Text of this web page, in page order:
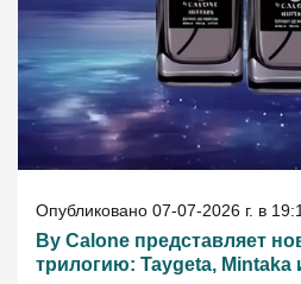
Опубликовано 07-07-2026 г. в
By Calone представляет
трилогию: Taygeta, Mintaka